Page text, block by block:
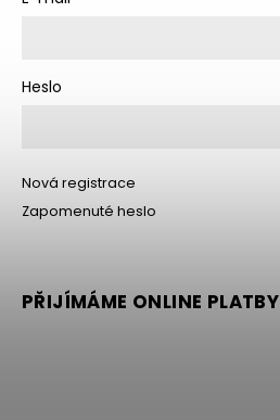
Heslo
Nová registrace
Zapomenuté heslo
PŘIJÍMÁME ONLINE PLATBY